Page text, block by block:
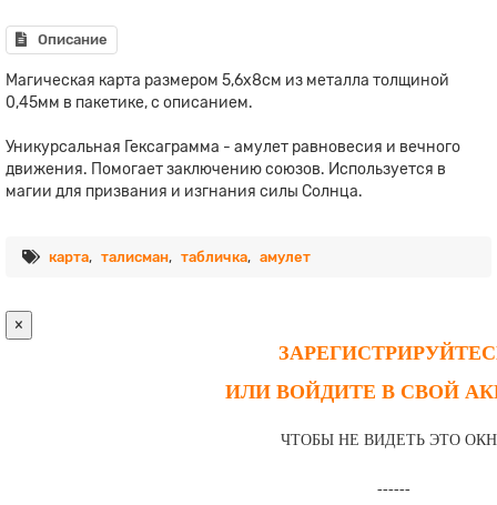
Описание
Магическая карта размером 5,6х8см из металла толщиной
0,45мм в пакетике, с описанием.
Уникурсальная Гексаграмма - амулет равновесия и вечного
движения. Помогает заключению союзов. Используется в
магии для призвания и изгнания силы Солнца.
карта, талисман, табличка, амулет
×
ИЛИ ВОЙДИТЕ В СВОЙ
ЧТОБЫ НЕ ВИДЕТЬ ЭТО
------